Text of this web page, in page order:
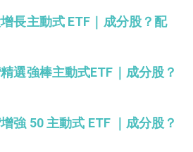
長主動式 ETF｜成分股？配
選強棒主動式ETF｜成分股？
強 50 主動式 ETF ｜成分股？
閱讀文章，天天賺